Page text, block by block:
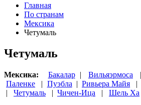
Главная
По странам
Мексика
Четумаль
Четумаль
Мексика: Бакалар| Вильяэрмоса
Паленке | Пуэбла |Ривьера Майя |
| Четумаль | Чичен-Ица | Шель Ха